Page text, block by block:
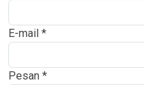
E-mail *
Pesan *